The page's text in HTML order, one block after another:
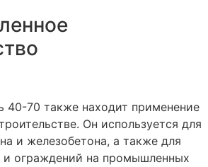
70 также находит применение
Он используется для
и железобетона, а также для
и ограждений на промышленных